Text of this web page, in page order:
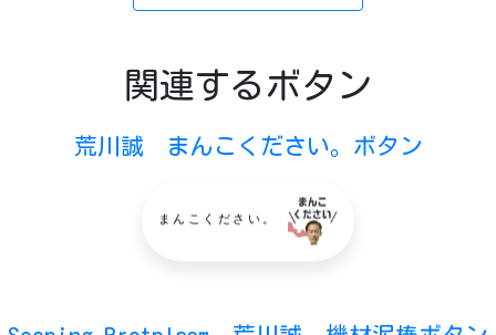
関連するボタン
荒川誠 まんこください。ボタン
まんこください。